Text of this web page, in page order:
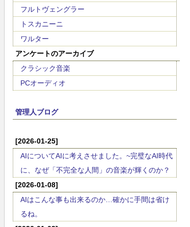
フルトヴェングラー
トスカニーニ
ワルター
アンケートのアーカイブ
クラシック音楽
PCオーディオ
管理人ブログ
[2026-01-25]
AIについてAIに考えさせました。~完璧なAI時代
に、なぜ「不完全な人間」の音楽が輝くのか？
[2026-01-08]
AIはこんな事も出来るのか…確かに手間は省け
るね。